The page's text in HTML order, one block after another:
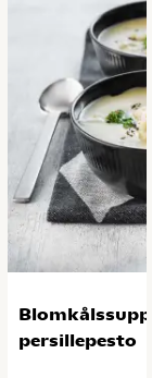
persillepesto